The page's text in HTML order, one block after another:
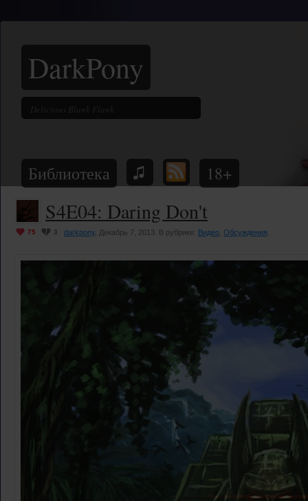
DarkPony
Библиотека 18+
S4E04: Daring Don't
75 3 darkpony , Декабрь 7, 2013. В рубрике: Видео Обсуждения